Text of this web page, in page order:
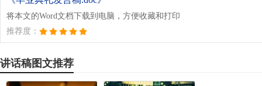
将本文的Word文档下载到电脑，方便收藏和打印
推荐度：
讲话稿图文推荐